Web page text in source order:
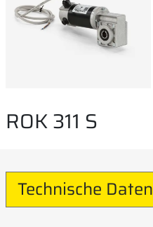
ROK 311 S
Technische Daten